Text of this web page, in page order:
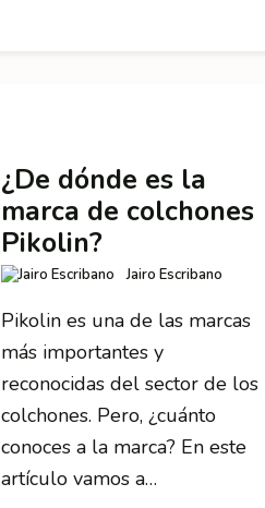
¿De dónde es la
marca de colchones
Pikolin?
Jairo Escribano
Pikolin es una de las marcas
más importantes y
reconocidas del sector de los
colchones. Pero, ¿cuánto
conoces a la marca? En este
artículo vamos a…